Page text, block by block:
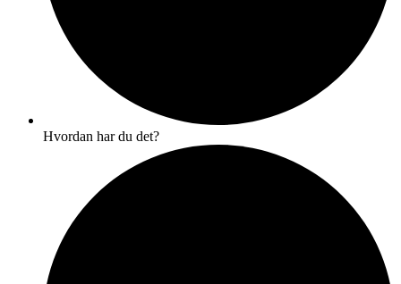
Hvordan har du det?